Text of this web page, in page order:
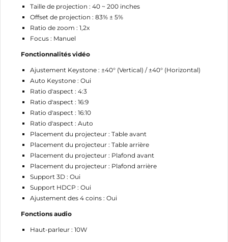
Taille de projection : 40 ~ 200 inches
Offset de projection : 83% ± 5%
Ratio de zoom : 1,2x
Focus : Manuel
Fonctionnalités vidéo
Ajustement Keystone : ±40° (Vertical) / ±40° (Horizontal)
Auto Keystone : Oui
Ratio d'aspect : 4:3
Ratio d'aspect : 16:9
Ratio d'aspect : 16:10
Ratio d'aspect : Auto
Placement du projecteur : Table avant
Placement du projecteur : Table arrière
Placement du projecteur : Plafond avant
Placement du projecteur : Plafond arrière
Support 3D : Oui
Support HDCP : Oui
Ajustement des 4 coins : Oui
Fonctions audio
Haut-parleur : 10W